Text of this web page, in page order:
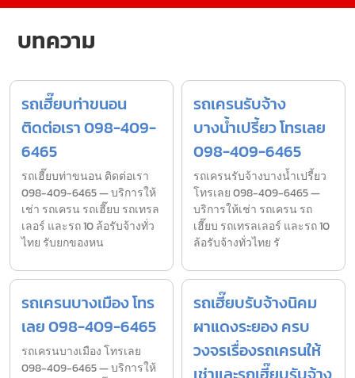
บทความ
รถเฮี๊ยบท่าขนอน
ติดต่อเรา 098-409-
6465
รถเฮี๊ยบท่าขนอน ติดต่อเรา
098-409-6465 — บริการให้
เช่า รถเครน รถเฮี๊ยบ รถเทรล
เลอร์ และรถ 10 ล้อรับจ้างทั่ว
ไทย รับยกของหน
รถเครนรับจ้าง
บางน้ำเปรี้ยว โทรเลย
098-409-6465
รถเครนรับจ้างบางน้ำเปรี้ยว
โทรเลย 098-409-6465 —
บริการให้เช่า รถเครน รถ
เฮี๊ยบ รถเทรลเลอร์ และรถ 10
ล้อรับจ้างทั่วไทย รั
รถเครนบางเมือง โทร
เลย 098-409-6465
รถเครนบางเมือง โทรเลย
098-409-6465 — บริการให้
รถเฮี๊ยบรับจ้างนิคม
ผาแดงระยอง ครบ
วงจรเรื่องรถเครนให้